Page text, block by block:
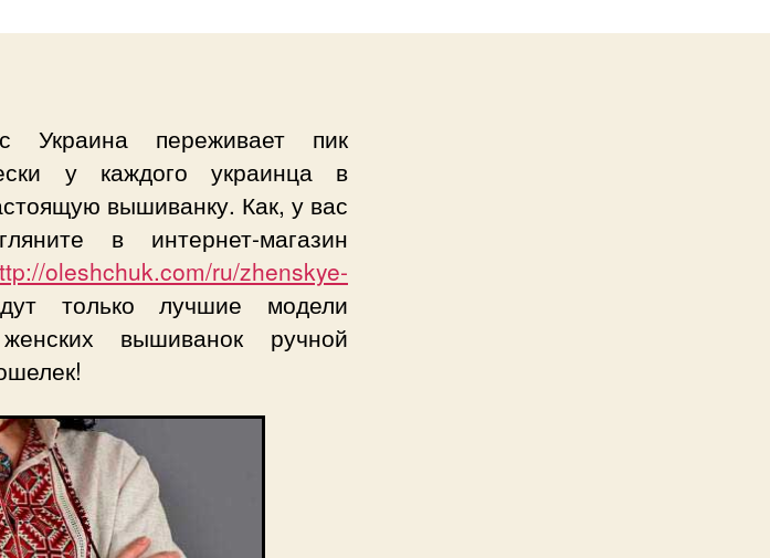
наряд,
для
вас
Украина переживает пик
у каждого украинца в
вышиванку. Как, у вас
в интернет-магазин
oleshchuk.com/ru/zhenskye-
только лучшие модели
вышиванок ручной